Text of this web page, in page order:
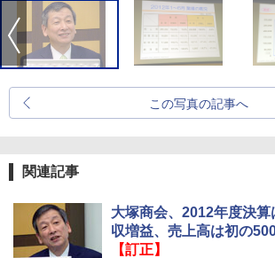
この写真の記事へ
関連記事
大塚商会、2012年度決
収増益、売上高は初の
【訂正】